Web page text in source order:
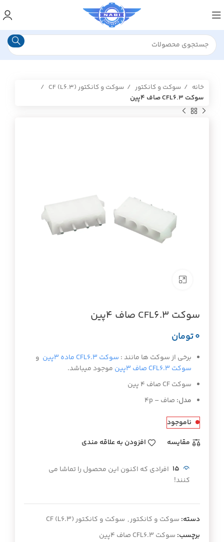
خانه سوکت و کانکتور
سوکت و کانکتور (CF (L6.3
سوکت CFL6.3 صاف 4پین
سوکت CFL6.3 صاف 4پین
تومان
برخی از سوکت ها مانند : سوکت CFL6.3 ماده 3پین
و
سوکت CFL6.3 صاف 3پین
موجود میباشد.
سوکت CF صاف 4 پین
مدل: صاف – 4p
ناموجود
مقايسه
افزودن به علاقه مندی
15 افرادی که اکنون این محصول را تماشا می
کنند!
دسته: سوکت و کانکتور, سوکت و کانکتور (CF (L6.3
برچسب: سوکت CFL6.3 صاف 4پین